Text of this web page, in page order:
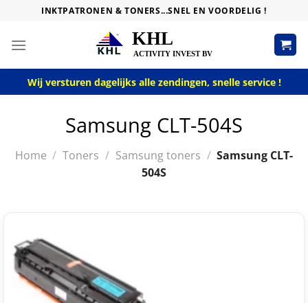
content
INKTPATRONEN & TONERS...SNEL EN VOORDELIG !
Wij versturen dagelijks alle zendingen, snelle service !
Samsung CLT-504S
Home / Toners / Samsung toners / Samsung CLT-
504S